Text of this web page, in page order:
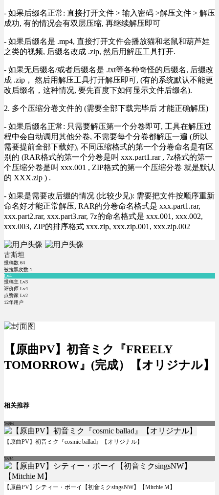
- 如果后缀名正常: 直接打开文件 > 输入密码 >解压文件 > 解压
成功, 有的情况会有双层压缩, 再继续解压即可
- 如果后缀名是 .mp4, 直接打开文件会播放猫和老鼠和葫芦娃
之类的视频, 后缀名改成 .zip, 然后用解压工具打开.
- 如果无后缀名/或者后缀名是 .txt等各种奇怪的后缀名, 后缀改
成 .zip， 然后用解压工具打开解压即可, (有的系统默认不能更
改后缀名，这种情况, 要先百度下如何显示文件后缀名).
2. 多个压缩分卷文件的 (需要全部下载完毕后 才能正确解压)
- 如果后缀名正常: 只需要解压第一个分卷即可, 工具在解压过
程中会自动调用其他分卷, 不需要每个分卷都解压一遍 (所以
需要提前全部下载好), 不同压缩格式的第一个分卷命名是有区
别的 (RAR格式的第一个分卷是叫 xxx.part1.rar , 7z格式的第一
个压缩分卷是叫 xxx.001 , ZIP格式的第一个压缩分卷 就是默认
的 XXX.zip ) .
- 如果是需要改后缀的情况 (比较少见): 需要把文件按顺序重新
命名好才能正常解压, RAR的分卷命名格式是 xxx.part1.rar,
xxx.part2.rar, xxx.part3.rar, 7z的命名格式是 xxx.001, xxx.002,
xxx.003, ZIP的排序格式 xxx.zip, xxx.zip.001, xxx.zip.002
古斯坦
投稿数 64
被拉黑次数 1
Lv4
投稿主 Lv3
评价师 Lv4
点赞家 Lv2
12年用户
【原曲PV】初音ミク『FREELY
TOMORROW』(完成）【オリジナル】
相关推荐
1696
【原曲PV】初音ミク『cosmic ballad』【オリジナル】
1534
【原曲PV】シティー・ボーイ【初音ミクsingsNW】【Mitchie M】